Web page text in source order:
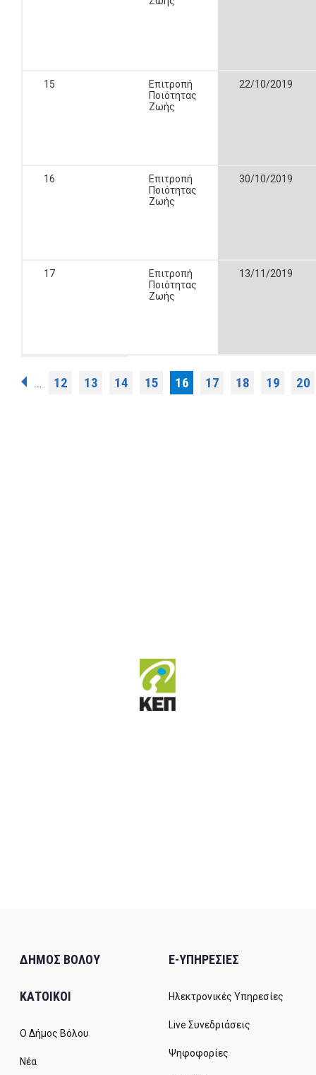
15
Επιτροπή
Ποιότητας
Ζωής
22/10/2019
16
Επιτροπή
Ποιότητας
Ζωής
30/10/2019
17
Επιτροπή
Ποιότητας
Ζωής
13/11/2019
Σελίδες
… 12 13 14 15 16 17 18 19 20
ΔΗΜΟΣ ΒΟΛΟΥ
ΚΑΤΟΙΚΟΙ
Ο Δήμος Βόλου
Νέα
E-ΥΠΗΡΕΣΙΕΣ
Ηλεκτρονικές Υπηρεσίες
Live Συνεδριάσεις
Ψηφοφορίες